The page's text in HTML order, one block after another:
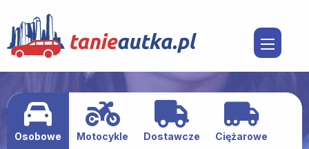
Osobowe Motocykle Dostawcze Ciężarowe